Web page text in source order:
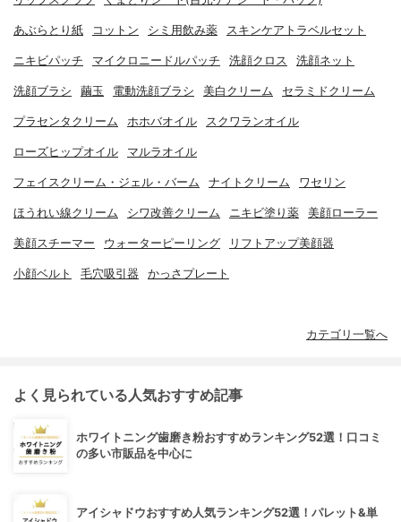
あぶらとり紙 コットン シミ用飲み薬 スキンケアトラベルセット
ニキビパッチ マイクロニードルパッチ 洗顔クロス 洗顔ネット
洗顔ブラシ 繭玉 電動洗顔ブラシ 美白クリーム セラミドクリーム
プラセンタクリーム ホホバオイル スクワランオイル
ローズヒップオイル マルラオイル
フェイスクリーム・ジェル・バーム ナイトクリーム ワセリン
ほうれい線クリーム シワ改善クリーム ニキビ塗り薬 美顔ローラー
美顔スチーマー ウォーターピーリング リフトアップ美顔器
小顔ベルト 毛穴吸引器 かっさプレート
カテゴリ一覧へ
よく見られている人気おすすめ記事
ホワイトニング歯磨き粉おすすめランキング52選！口コミ
の多い市販品を中心に
アイシャドウおすすめ人気ランキング52選！パレット&単